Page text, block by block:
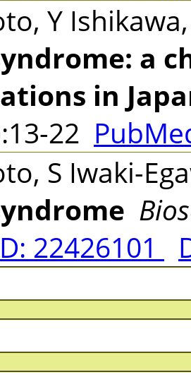
Y
a
in
22
S Iwaki-
22426101